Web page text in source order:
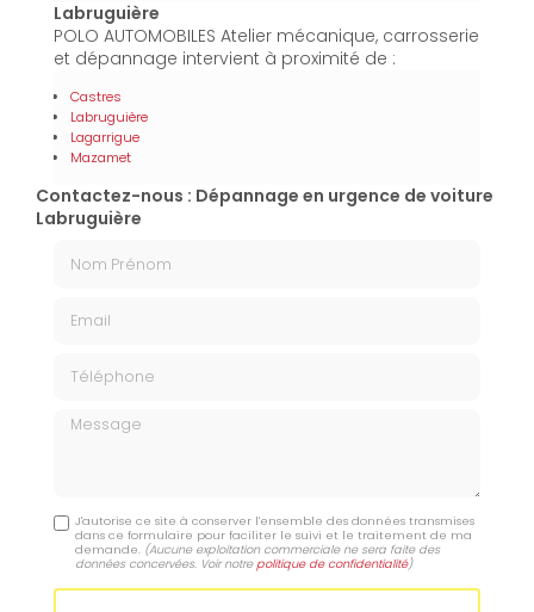
Labruguière
POLO AUTOMOBILES Atelier mécanique, carrosserie
et dépannage intervient à proximité de :
Castres
Labruguière
Lagarrigue
Mazamet
Contactez-nous : Dépannage en urgence de voiture
Labruguière
Message
J'autorise ce site à conserver l'ensemble des données transmises
dans ce formulaire pour faciliter le suivi et le traitement de ma
demande. (Aucune exploitation commerciale ne sera faite des
données concervées. Voir notrepolitique de confidentialité)